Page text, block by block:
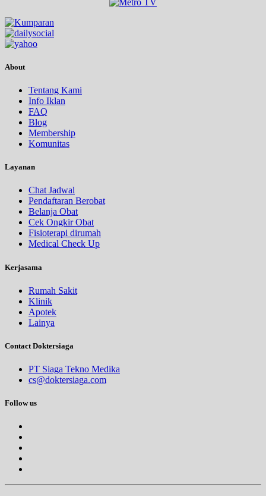
About
Tentang Kami
Info Iklan
FAQ
Blog
Membership
Komunitas
Layanan
Chat Jadwal
Pendaftaran Berobat
Belanja Obat
Cek Ongkir Obat
Fisioterapi dirumah
Medical Check Up
Kerjasama
Rumah Sakit
Klinik
Apotek
Lainya
Contact Doktersiaga
PT Siaga Tekno Medika
cs@doktersiaga.com
Follow us